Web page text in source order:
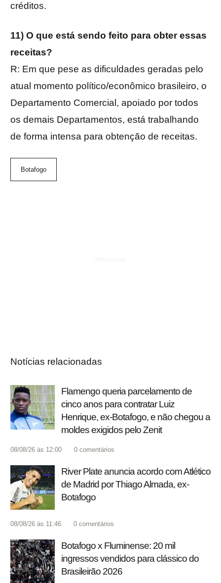
créditos.
11) O que está sendo feito para obter essas
receitas?
R: Em que pese as dificuldades geradas pelo
atual momento político/econômico brasileiro, o
Departamento Comercial, apoiado por todos
os demais Departamentos, está trabalhando
de forma intensa para obtenção de receitas.
Botafogo
Notícias relacionadas
Flamengo queria parcelamento de
cinco anos para contratar Luiz
Henrique, ex-Botafogo, e não chegou a
moldes exigidos pelo Zenit
08/08/26 às 12:00 0 comentários
River Plate anuncia acordo com Atlético
de Madrid por Thiago Almada, ex-
Botafogo
08/08/26 às 11:46 0 comentários
Botafogo x Fluminense: 20 mil
ingressos vendidos para clássico do
Brasileirão 2026